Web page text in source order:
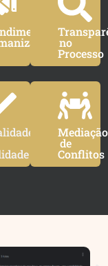
no
Processo
Mediação
de
Conflitos